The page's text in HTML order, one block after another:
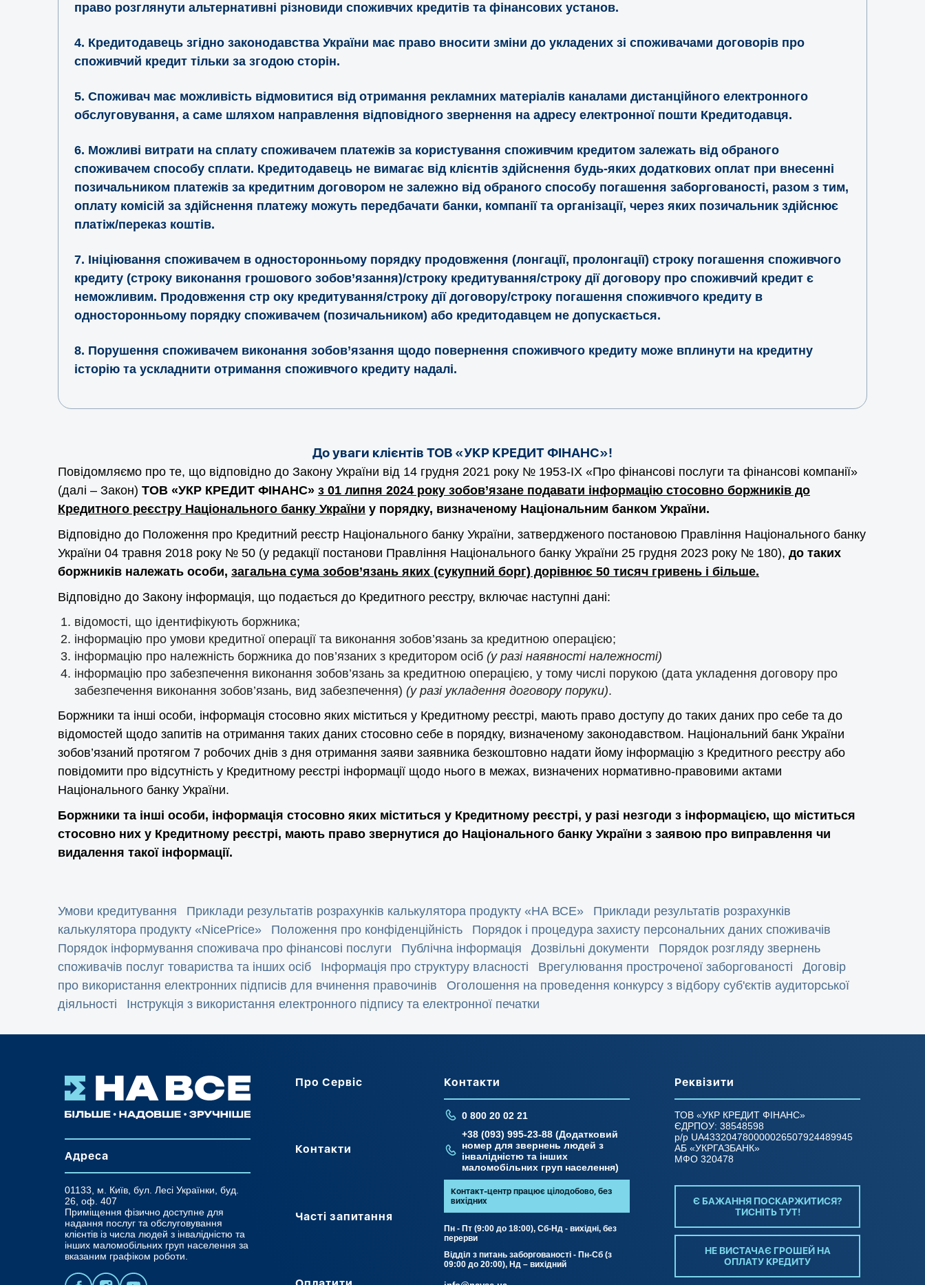
право розглянути альтернативні різновиди споживчих кредитів та фінансових установ.
4. Кредитодавець згідно законодавства України має право вносити зміни до укладених зі споживачами договорів про
споживчий кредит тільки за згодою сторін.
5. Споживач має можливість відмовитися від отримання рекламних матеріалів каналами дистанційного електронного
обслуговування, а саме шляхом направлення відповідного звернення на адресу електронної пошти Кредитодавця.
6. Можливі витрати на сплату споживачем платежів за користування споживчим кредитом залежать від обраного
споживачем способу сплати. Кредитодавець не вимагає від клієнтів здійснення будь-яких додаткових оплат при внесенні
позичальником платежів за кредитним договором не залежно від обраного способу погашення заборгованості, разом з тим,
оплату комісій за здійснення платежу можуть передбачати банки, компанії та організації, через яких позичальник здійснює
платіж/переказ коштів.
7. Ініціювання споживачем в односторонньому порядку продовження (лонгації, пролонгації) строку погашення споживчого
кредиту (строку виконання грошового зобов’язання)/строку кредитування/строку дії договору про споживчий кредит є
неможливим. Продовження стр оку кредитування/строку дії договору/строку погашення споживчого кредиту в
односторонньому порядку споживачем (позичальником) або кредитодавцем не допускається.
8. Порушення споживачем виконання зобов’язання щодо повернення споживчого кредиту може вплинути на кредитну
історію та ускладнити отримання споживчого кредиту надалі.
До уваги клієнтів ТОВ «УКР КРЕДИТ ФІНАНС»!
Повідомляємо про те, що відповідно до Закону України від 14 грудня 2021 року № 1953-IX «Про фінансові послуги та фінансові компанії»
(далі – Закон) ТОВ «УКР КРЕДИТ ФІНАНС» з 01 липня 2024 року зобов’язане подавати інформацію стосовно боржників до
Кредитного реєстру Національного банку України у порядку, визначеному Національним банком України.
Відповідно до Положення про Кредитний реєстр Національного банку України, затвердженого постановою Правління Національного банку
України 04 травня 2018 року № 50 (у редакції постанови Правління Національного банку України 25 грудня 2023 року № 180), до таких
боржників належать особи, загальна сума зобов’язань яких (сукупний борг) дорівнює 50 тисяч гривень і більше.
Відповідно до Закону інформація, що подається до Кредитного реєстру, включає наступні дані:
відомості, що ідентифікують боржника;
інформацію про умови кредитної операції та виконання зобов’язань за кредитною операцією;
інформацію про належність боржника до пов’язаних з кредитором осіб (у разі наявності належності)
інформацію про забезпечення виконання зобов’язань за кредитною операцією, у тому числі порукою (дата укладення договору про
забезпечення виконання зобов’язань, вид забезпечення) (у разі укладення договору поруки).
Боржники та інші особи, інформація стосовно яких міститься у Кредитному реєстрі, мають право доступу до таких даних про себе та до
відомостей щодо запитів на отримання таких даних стосовно себе в порядку, визначеному законодавством. Національний банк України
зобов’язаний протягом 7 робочих днів з дня отримання заяви заявника безкоштовно надати йому інформацію з Кредитного реєстру або
повідомити про відсутність у Кредитному реєстрі інформації щодо нього в межах, визначених нормативно-правовими актами
Національного банку України.
Боржники та інші особи, інформація стосовно яких міститься у Кредитному реєстрі, у разі незгоди з інформацією, що міститься
стосовно них у Кредитному реєстрі, мають право звернутися до Національного банку України з заявою про виправлення чи
видалення такої інформації.
Умови кредитування Приклади результатів розрахунків калькулятора продукту «НА ВСЕ»
Приклади результатів розрахунків
калькулятора продукту «NicePrice»
Положення про конфіденційність
Порядок і процедура захисту персональних даних споживачів
Порядок інформування споживача про фінансові послуги
Публічна інформація Дозвільні документи
Порядок розгляду звернень
споживачів послуг товариства та інших осіб
Інформація про структуру власності Врегулювання простроченої заборгованості
Договір
про використання електронних підписів для вчинення правочинів
Оголошення на проведення конкурсу з відбору суб'єктів аудиторської
діяльності
Інструкція з використання електронного підпису та електронної печатки
Адреса
01133, м. Київ, бул. Лесі Українки, буд.
26, оф. 407
Приміщення фізично доступне для
надання послуг та обслуговування
клієнтів із числа людей з інвалідністю та
інших маломобільних груп населення за
вказаним графіком роботи.
Про Сервіс
Контакти
Часті запитання
Контакти
0 800 20 02 21
+38 (093) 995-23-88 (Додатковий
номер для звернень людей з
інвалідністю та інших
маломобільних груп населення)
Контакт-центр працює цілодобово, без
вихідних
Пн - Пт (9:00 до 18:00), Сб-Нд - вихідні, без
перерви
Відділ з питань заборгованості - Пн-Сб (з
09:00 до 20:00), Нд – вихідний
Реквізити
ТОВ «УКР КРЕДИТ ФІНАНС»
ЄДРПОУ: 38548598
р/р UA433204780000026507924489945
АБ «УКРГАЗБАНК»
МФО 320478
Є БАЖАННЯ ПОСКАРЖИТИСЯ?
ТИCНІТЬ ТУТ!
НЕ ВИСТАЧАЄ ГРОШЕЙ НА
ОПЛАТУ КРЕДИТУ